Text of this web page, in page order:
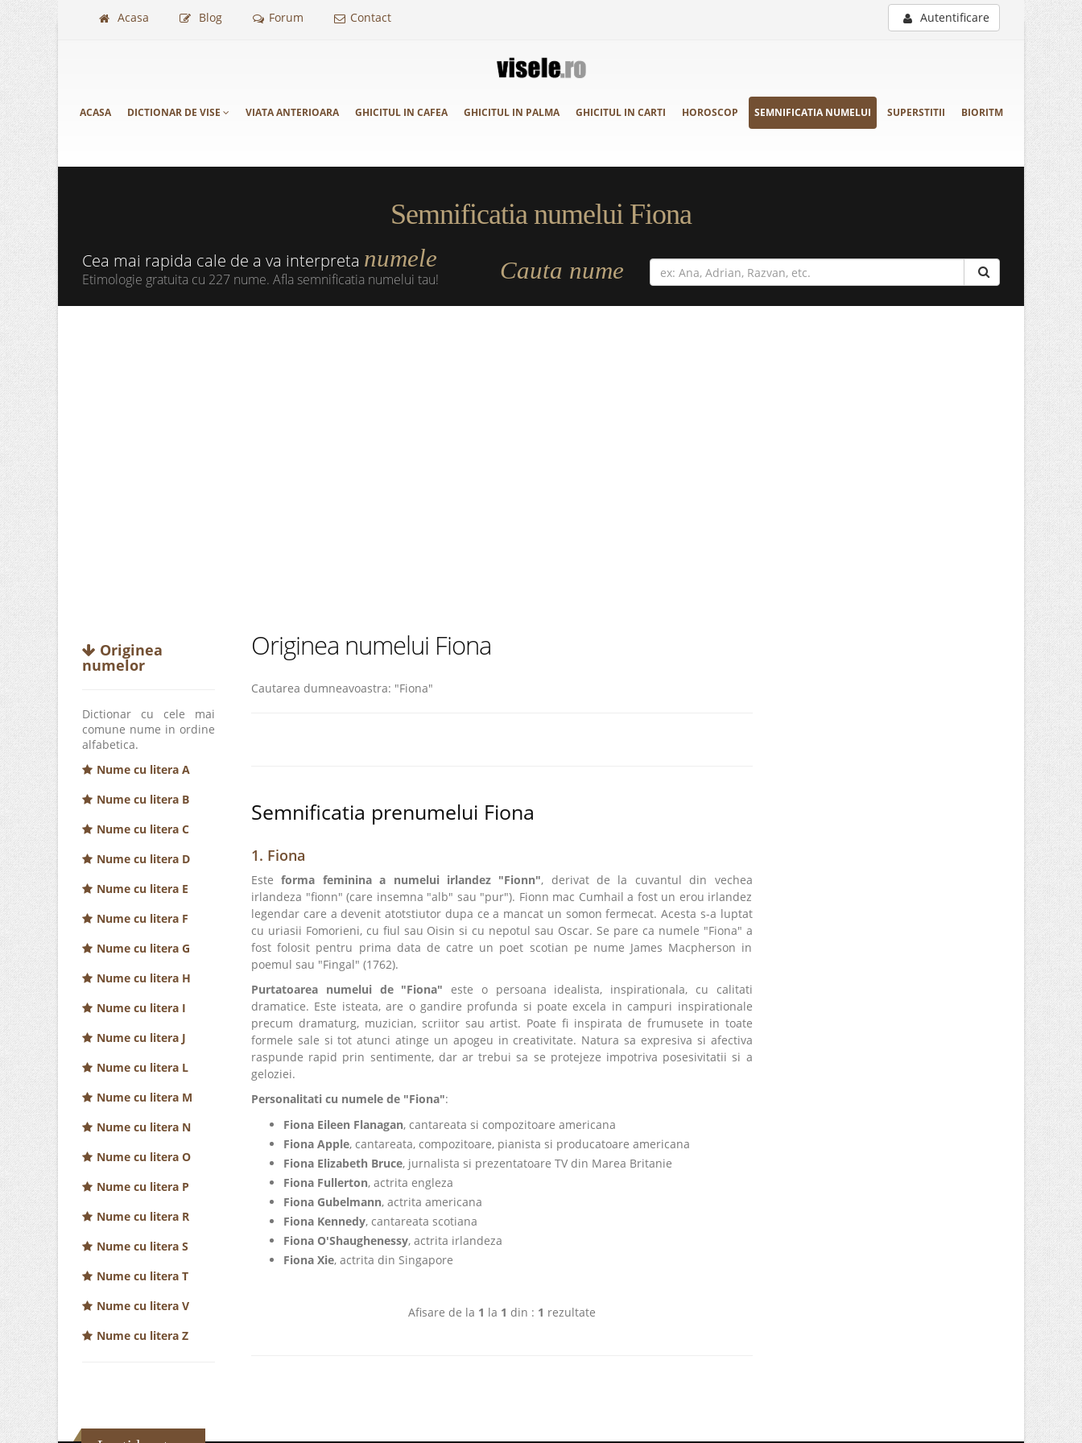
Acasa Blog Forum Contact Autentificare
ACASA DICTIONAR DE VISE VIATA ANTERIOARA GHICITUL IN CAFEA GHICITUL IN PALMA GHICITUL IN CARTI HOROSCOP SEMNIFICATIA NUMELUI SUPERSTITII BIORITM
Semnificatia numelui Fiona
Cea mai rapida cale de a va interpreta numele
Etimologie gratuita cu 227 nume. Afla semnificatia numelui tau! Cauta nume
Originea
numelor
Dictionar cu cele mai
comune nume in ordine
alfabetica.
Nume cu litera A
Nume cu litera B
Nume cu litera C
Nume cu litera D
Nume cu litera E
Nume cu litera F
Nume cu litera G
Nume cu litera H
Nume cu litera I
Nume cu litera J
Nume cu litera L
Nume cu litera M
Nume cu litera N
Nume cu litera O
Nume cu litera P
Nume cu litera R
Nume cu litera S
Nume cu litera T
Nume cu litera V
Nume cu litera Z
Originea numelui Fiona
Cautarea dumneavoastra: "Fiona"
Semnificatia prenumelui Fiona
1. Fiona
Esteforma feminina a numelui irlandez "Fionn", derivat de la cuvantul din vechea
irlandeza "fionn" (care insemna "alb" sau "pur"). Fionn mac Cumhail a fost un erou irlandez
legendar care a devenit atotstiutor dupa ce a mancat un somon fermecat. Acesta s-a luptat
cu uriasii Fomorieni, cu fiul sau Oisin si cu nepotul sau Oscar. Se pare ca numele "Fiona" a
fost folosit pentru prima data de catre un poet scotian pe nume James Macpherson in
poemul sau "Fingal" (1762).
Purtatoarea numelui de "Fiona" este o persoana idealista, inspirationala, cu calitati
dramatice. Este isteata, are o gandire profunda si poate excela in campuri inspirationale
precum dramaturg, muzician, scriitor sau artist. Poate fi inspirata de frumusete in toate
formele sale si tot atunci atinge un apogeu in creativitate. Natura sa expresiva si afectiva
raspunde rapid prin sentimente, dar ar trebui sa se protejeze impotriva posesivitatii si a
geloziei.
Personalitati cu numele de "Fiona":
Fiona Eileen Flanagan, cantareata si compozitoare americana
Fiona Apple, cantareata, compozitoare, pianista si producatoare americana
Fiona Elizabeth Bruce, jurnalista si prezentatoare TV din Marea Britanie
Fiona Fullerton, actrita engleza
Fiona Gubelmann, actrita americana
Fiona Kennedy, cantareata scotiana
Fiona O'Shaughenessy, actrita irlandeza
Fiona Xie, actrita din Singapore
Afisare de la 1 la 1 din : 1 rezultate